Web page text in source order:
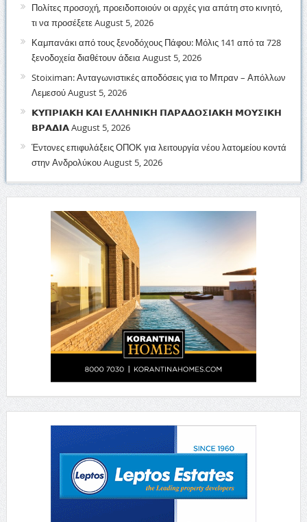
Πολίτες προσοχή, προειδοποιούν οι αρχές για απάτη στο κινητό,
τι να προσέξετεAugust 5, 2026
Καμπανάκι από τους ξενοδόχους Πάφου: Μόλις 141 από τα 728
ξενοδοχεία διαθέτουν άδεια August 5, 2026
Stoiximan: Ανταγωνιστικές αποδόσεις για το Μπραν – Απόλλων
ΛεμεσούAugust 5, 2026
𝝟𝝪𝝥𝝦𝝞𝝖𝝟𝝜 𝝟𝝖𝝞 𝝚𝝠𝝠𝝜𝝢𝝞𝝟𝝜 𝝥𝝖𝝦𝝖𝝙𝝤𝝨𝝞𝝖𝝟𝝜 𝝡𝝤𝝪𝝨𝝞𝝟𝝜
𝝗𝝦𝝖𝝙𝝞𝝖August 5, 2026
Έντονες επιφυλάξεις ΟΠΟΚ για λειτουργία νέου λατομείου κοντά
στην ΑνδρολύκουAugust 5, 2026